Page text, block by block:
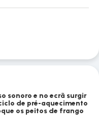
sonoro e no ecrã surgir
de pré-aquecimento
os peitos de frango